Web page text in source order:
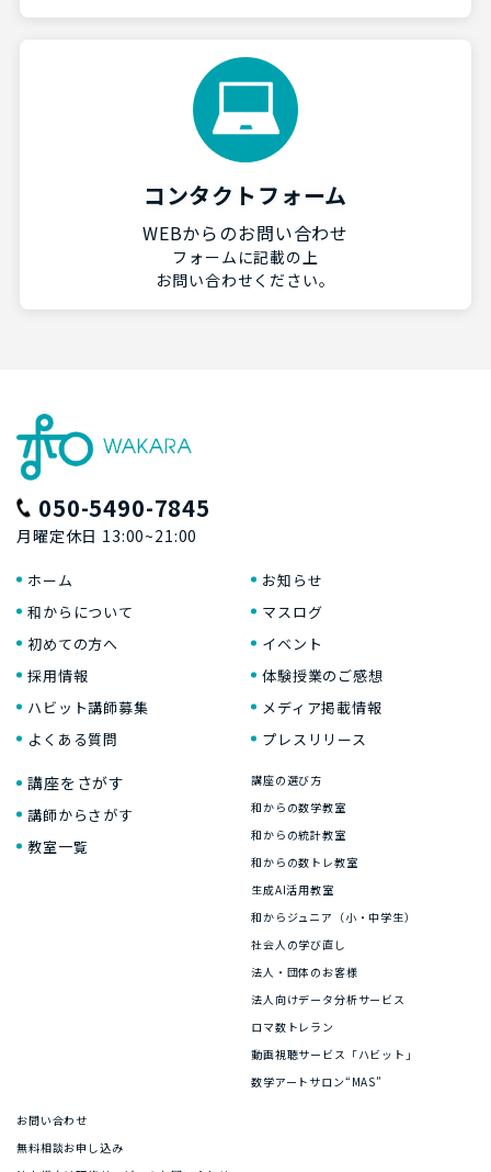
コンタクトフォーム
WEBからのお問い合わせ
フォームに記載の上
お問い合わせください。
050-5490-7845
月曜定休日 13:00~21:00
ホーム
和からについて
初めての方へ
採用情報
ハビット講師募集
よくある質問
お知らせ
マスログ
イベント
体験授業のご感想
メディア掲載情報
プレスリリース
講座をさがす
講師からさがす
教室一覧
講座の選び方
和からの数学教室
和からの統計教室
和からの数トレ教室
生成AI活用教室
和からジュニア（小・中学生）
社会人の学び直し
法人・団体のお客様
法人向けデータ分析サービス
ロマ数トレラン
動画視聴サービス「ハビット」
数学アートサロン“MAS”
お問い合わせ
無料相談お申し込み